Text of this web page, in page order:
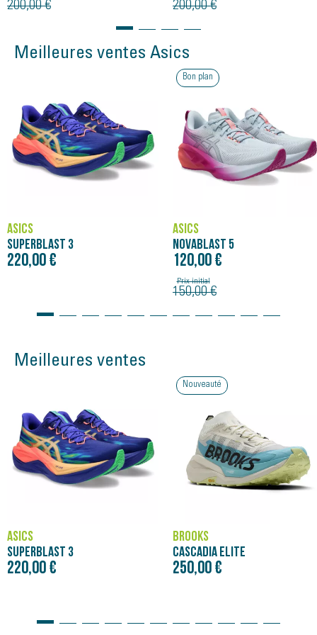
200,00 € 200,00 €
Meilleures ventes Asics
ASICS
SUPERBLAST 3
220,00 €
Bon plan
ASICS
NOVABLAST 5
120,00 €
Prix initial
150,00 €
Meilleures ventes
ASICS
SUPERBLAST 3
220,00 €
Nouveauté
BROOKS
CASCADIA ELITE
250,00 €